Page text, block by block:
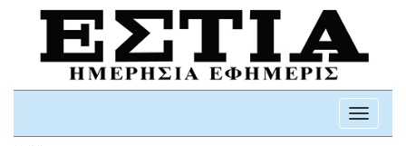
Toggle